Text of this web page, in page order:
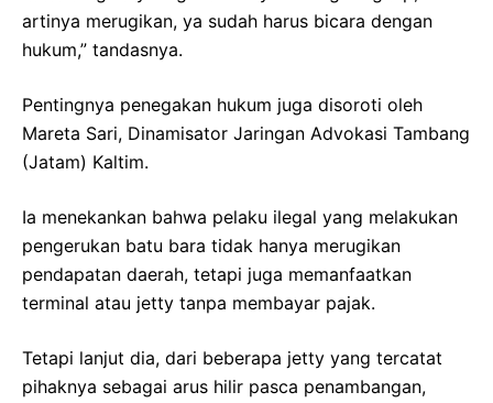
artinya merugikan, ya sudah harus bicara dengan
hukum,” tandasnya.
Pentingnya penegakan hukum juga disoroti oleh
Mareta Sari, Dinamisator Jaringan Advokasi Tambang
(Jatam) Kaltim.
Ia menekankan bahwa pelaku ilegal yang melakukan
pengerukan batu bara tidak hanya merugikan
pendapatan daerah, tetapi juga memanfaatkan
terminal atau jetty tanpa membayar pajak.
Tetapi lanjut dia, dari beberapa jetty yang tercatat
pihaknya sebagai arus hilir pasca penambangan,